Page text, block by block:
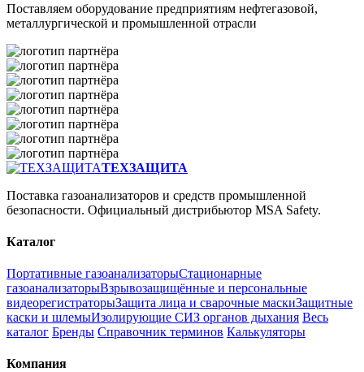
Поставляем оборудование предприятиям нефтегазовой,
металлургической и промышленной отрасли
ТЕХЗАЩИТА
Поставка газоанализаторов и средств промышленной
безопасности. Официальный дистрибьютор MSA Safety.
Каталог
Портативные газоанализаторыСтационарные
газоанализаторыВзрывозащищённые и персональные
видеорегистраторыЗащита лица и сварочные маскиЗащитные
каски и шлемыИзолирующие СИЗ органов дыхания Весь
каталог Бренды Справочник терминов Калькуляторы
Компания